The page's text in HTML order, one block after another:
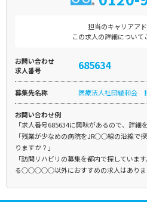
担当のキャリアア
この求人の詳細について
お問い合わせ
求人番号
685634
募集先名称 医療法人社団綾和会
お問い合わせ例
「求人番号685634に興味があるので、詳細
「残業が少なめの病院をJR○○線の沿線で
りますか？」
「訪問リハビリの募集を都内で探していま
る○○○○○以外におすすめの求人はありま